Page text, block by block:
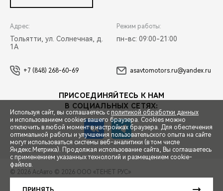
СПЕЦПРЕДЛОЖЕНИЯ
ЗАПИСЬ НА ТЕСТ-ДРАЙВ
Адрес:
Тольятти, ул. Солнечная, д.
1А
Режим работы:
пн-вс: 09:00-21:00
+7 (848) 268-60-69 asavtomotors.ru@yandex.ru
ПРИСОЕДИНЯЙТЕСЬ К НАМ
В СОЦИАЛЬНЫХ СЕТЯХ:
© 2026 АсАвто © 2026 ООО «ТЕНЕТ РУС»
Используя сайт, вы соглашаетесь с политикой обработки данных
и использованием cookies вашего браузера. Cookies можно
отключить в любой момент в настройках браузера. Для обеспечения
оптимальной работы и улучшения пользовательского опыта на сайте
могут использоваться системы веб-аналитики (в том числе
Яндекс.Метрика). Продолжая использование сайта, Вы соглашаетесь
с применением указанных технологий и размещением cookie-
файлов.